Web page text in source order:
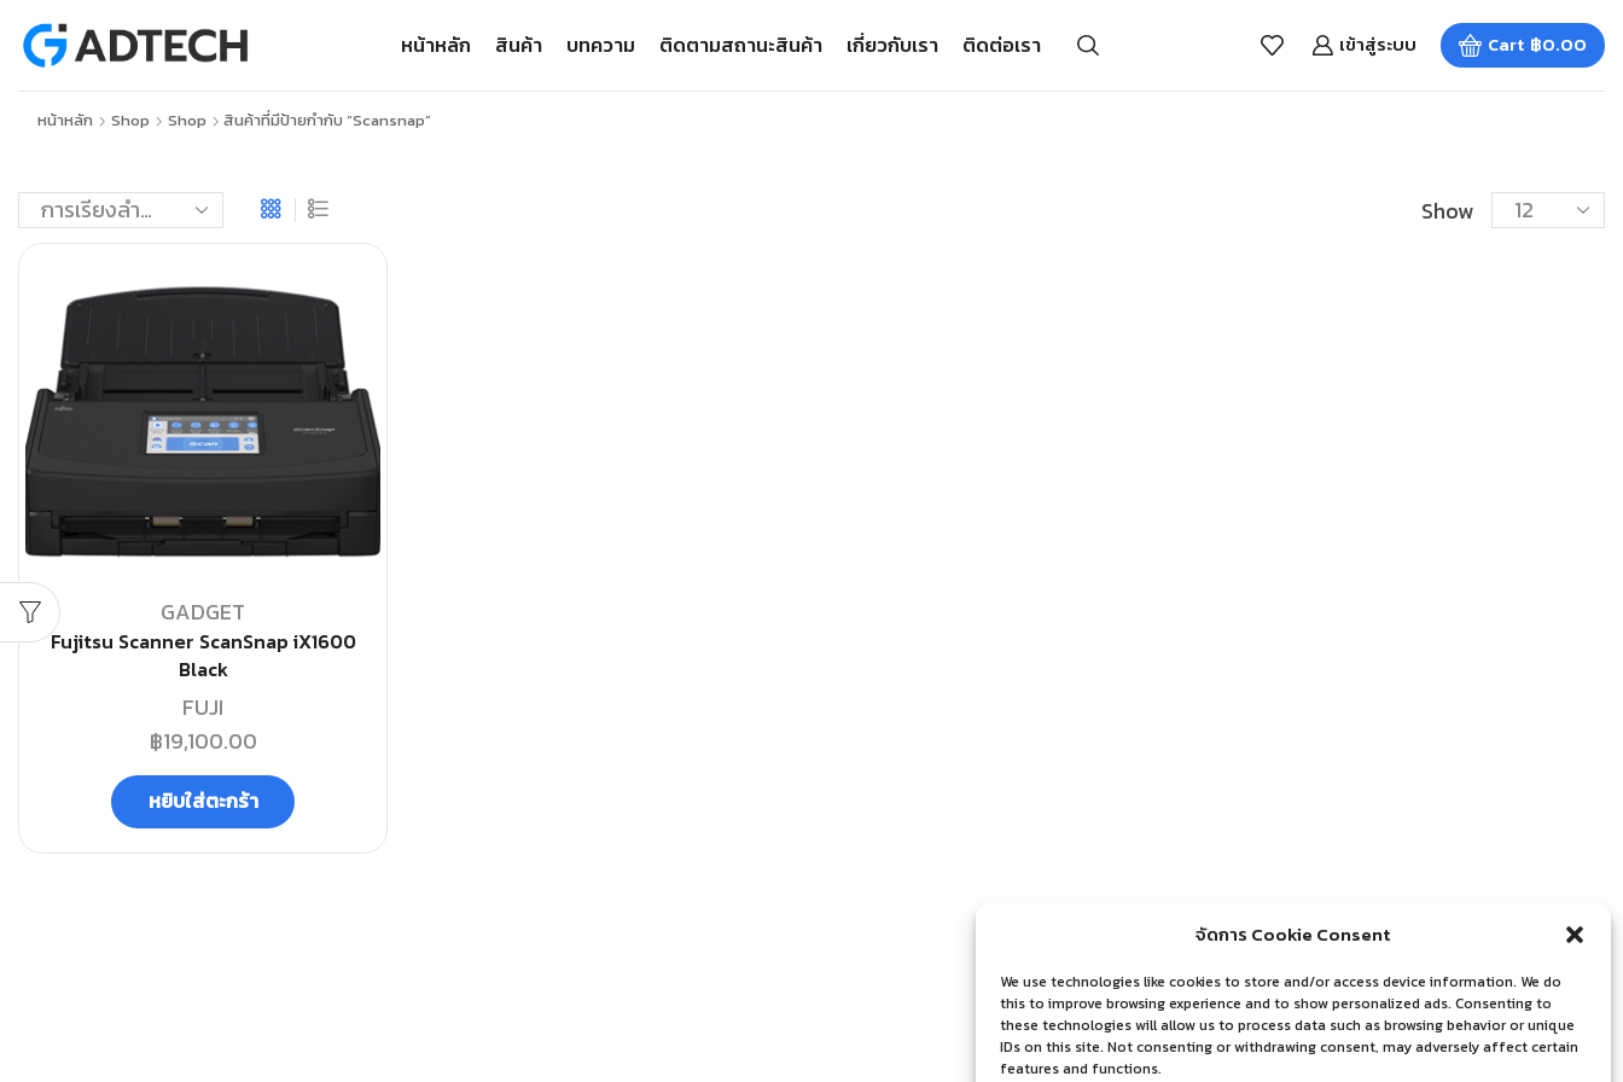
จัดการ Cookie Consent
We use technologies like cookies to store and/or access device information. We do
this to improve browsing experience and to show personalized ads. Consenting to
these technologies will allow us to process data such as browsing behavior or unique
IDs on this site. Not consenting or withdrawing consent, may adversely affect certain
features and functions.
หน้าหลัก สินค้า บทความ ติดตามสถานะสินค้า เกี่ยวกับเรา ติดต่อเรา เข้าสู่ระบบ Cart ฿0.00
หน้าหลัก Shop Shop สินค้าที่มีป้ายกำกับ “scansnap”
Show
GADGET
Fujitsu Scanner ScanSnap iX1600
Black
FUJI
฿19,100.00
หยิบใส่ตะกร้า